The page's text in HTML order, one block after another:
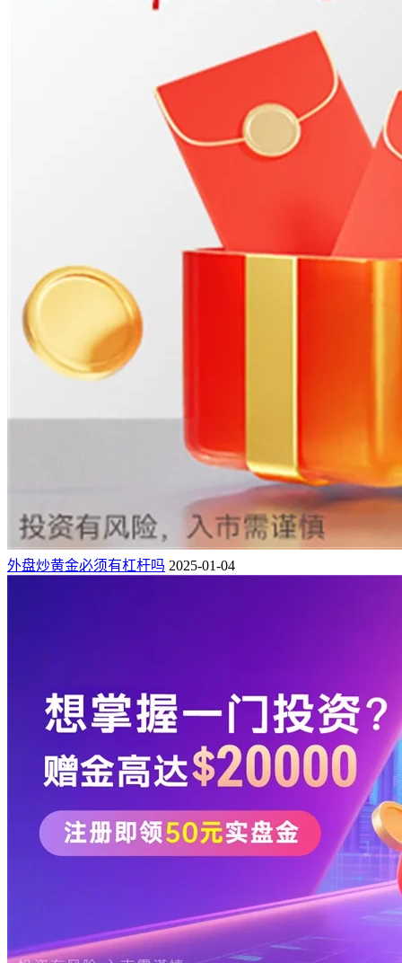
外盘炒黄金必须有杠杆吗 2025-01-04